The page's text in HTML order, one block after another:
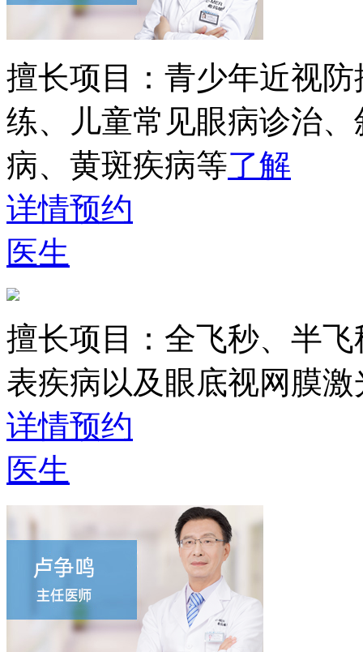
擅长项目： 青少年近视
练、儿童常见眼病诊治
病、黄斑疾病等了解
详情预约
医生
擅长项目： 全飞秒、半
表疾病以及眼底视网膜激
详情预约
医生